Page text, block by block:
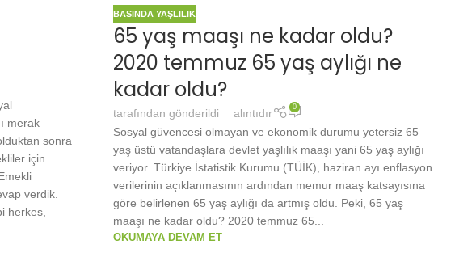
merak
sonra
için
verdik.
herkes,
BASINDA YAŞLILIK
65 yaş maaşı ne kadar oldu?
2020 temmuz 65 yaş aylığı ne
kadar oldu?
tarafından gönderildi alıntıdır 0
Sosyal güvencesi olmayan ve ekonomik durumu yetersiz 65
yaş üstü vatandaşlara devlet yaşlılık maaşı yani 65 yaş aylığı
veriyor. Türkiye İstatistik Kurumu (TÜİK), haziran ayı enflasyon
verilerinin açıklanmasının ardından memur maaş katsayısına
göre belirlenen 65 yaş aylığı da artmış oldu. Peki, 65 yaş
maaşı ne kadar oldu? 2020 temmuz 65...
OKUMAYA DEVAM ET